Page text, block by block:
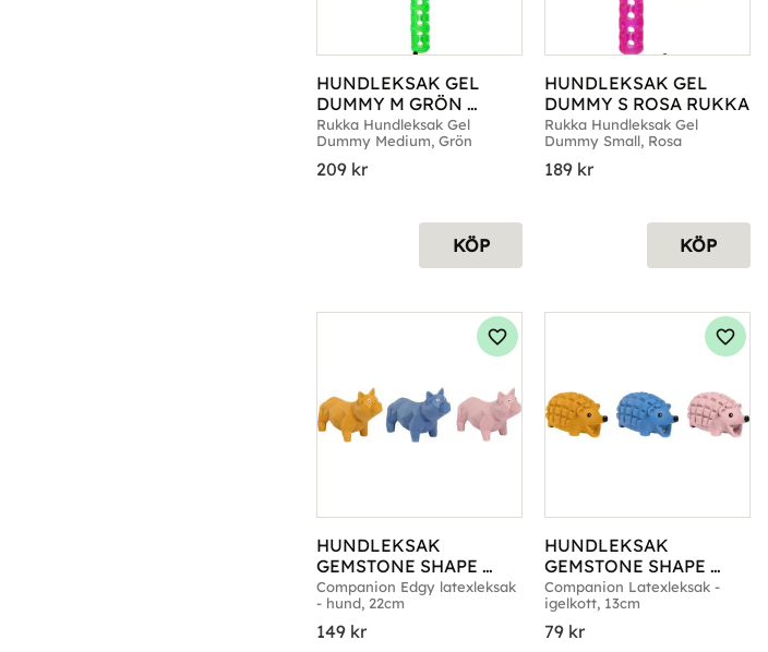
HUNDLEKSAK GEL
DUMMY M GRÖN
RUKKA
Rukka Hundleksak Gel
Dummy Medium, Grön
209 kr
KÖP
HUNDLEKSAK GEL
DUMMY S ROSA RUKKA
Rukka Hundleksak Gel
Dummy Small, Rosa
189kr
KÖP
HUNDLEKSAK
GEMSTONE SHAPE
COMPANION HUND
22CM
Companion Edgy latexleksak
- hund, 22cm
149 kr
Lägg till i favoriter
HUNDLEKSAK
GEMSTONE SHAPE
COMPANION
IGELKOTTE 13CM
Companion Latexleksak -
igelkott, 13cm
79kr
Lägg